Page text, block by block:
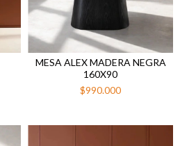
MESA ALEX MADERA NEGRA
160X90
$990.000